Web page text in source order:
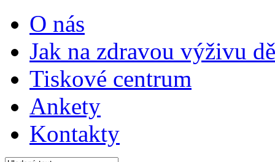
O nás
Jak na zdravou výživu
Tiskové centrum
Ankety
Kontakty